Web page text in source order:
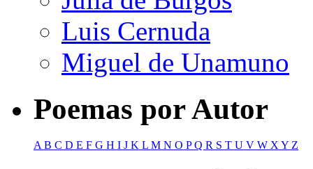
Luis Cernuda
Miguel de Unamuno
Poemas por Autor
AB C D E F G H I J K L M N O PQ R S T U V W XY Z